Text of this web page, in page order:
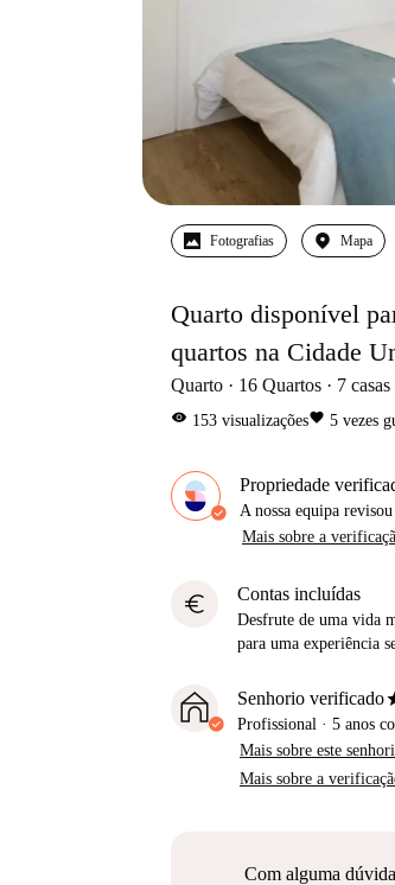
Fotografias Mapa
Quarto disponível
quartos na Cidade
Quarto 16 Quartos 7
visibility 153 visualizaçõesfavorite 5 vezes
Propriedade
A nossa equipa
Mais sobre a
euro Contas incluídas
Desfrute de uma vida
para uma experiência
Senhorio verificado
Profissional · 5 anos
Mais sobre este
Mais sobre a
Com alguma